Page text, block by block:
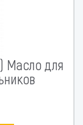
Масло для